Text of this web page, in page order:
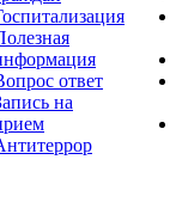
ответ
на